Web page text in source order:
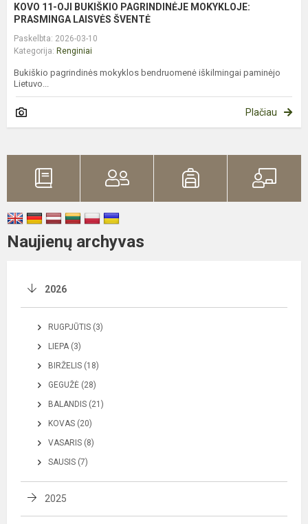
KOVO 11-OJI BUKIŠKIO PAGRINDINĖJE MOKYKLOJE:
PRASMINGA LAISVĖS ŠVENTĖ
Paskelbta: 2026-03-10
Kategorija: Renginiai
Bukiškio pagrindinės mokyklos bendruomenė iškilmingai paminėjo
Lietuvo...
Plačiau
Naujienų archyvas
2026
RUGPJŪTIS (3)
LIEPA (3)
BIRŽELIS (18)
GEGUŽĖ (28)
BALANDIS (21)
KOVAS (20)
VASARIS (8)
SAUSIS (7)
2025